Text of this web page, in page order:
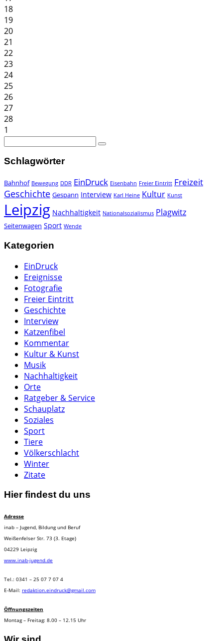
18
19
20
21
22
23
24
25
26
27
28
1
Schlagwörter
Bahnhof Bewegung DDR EinDruck Eisenbahn Freier Eintritt Freizeit
Geschichte Gespann Interview Karl Heine Kultur Kunst
Leipzig Nachhaltigkeit Nationalsozialismus Plagwitz
Seitenwagen Sport Wende
Kategorien
EinDruck
Ereignisse
Fotografie
Freier Eintritt
Geschichte
Interview
Katzenfibel
Kommentar
Kultur & Kunst
Musik
Nachhaltigkeit
Orte
Ratgeber & Service
Schauplatz
Soziales
Sport
Tiere
Völkerschlacht
Winter
Zitate
Hier findest du uns
Adresse
inab – Jugend, Bildung und Beruf
Weißenfelser Str. 73 (3. Etage)
04229 Leipzig
www.inab-jugend.de
Tel.: 0341 – 25 07 7 07 4
E-Mail: redaktion.eindruck@gmail.com
Öffnungszeiten
Montag – Freitag: 8.00 – 12.15 Uhr